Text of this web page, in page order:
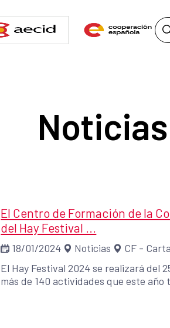
Noticias
El Centro de Formación de la
del Hay Festival ...
18/01/2024 Noticias
CF -
El Hay Festival 2024 se realizará del
más de 140 actividades que este año